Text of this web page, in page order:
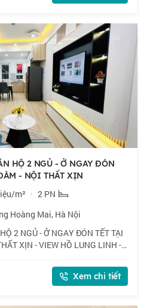
HỘ 2 NGỦ - Ở NGAY ĐÓN
- NỘI THẤT XỊN
m² · 2 PN
Hoàng Mai, Hà Nội
2 NGỦ - Ở NGAY ĐÓN TẾT TẠI
XỊN - VIEW HỒ LUNG LINH -
v
Xem chi tiết